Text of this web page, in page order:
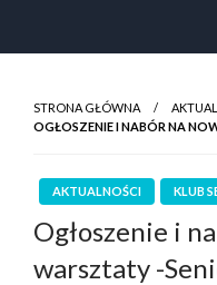
STRONA GŁÓWNA
OGŁOSZENIE I NABÓR NA
AKTUALNOŚCI KLUB
Ogłoszenie i
warsztaty -